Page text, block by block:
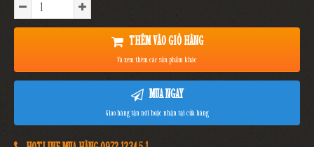
THÊM VÀO GIỎ HÀNG
Và xem thêm các sản phẩm khác
MUA NGAY
Giao hàng tận nơi hoặc nhận tại cửa hàng